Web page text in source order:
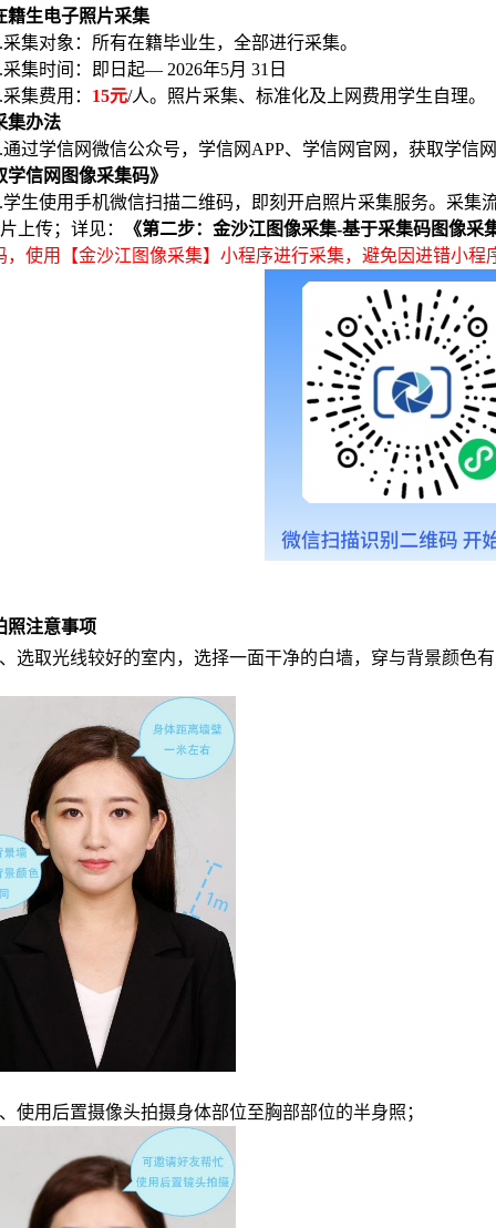
籍生电子照片采集
采集对象：所有在籍毕业生，全部进行采集。
采集时间：即日起— 2026年5月 31 日
采集费用： 15元/人。照片采集、标准化及上网费用学生自理。
集办法
通过学信网微信公众号， 学信网 APP、学信网 官网，获取学信网
学信网图像采集码》
学生使用手机微信扫描二维码，即刻开启照片采集服务。 采集
上传； 详见： 《第二步：金沙江图像采集-基于采集码图像采
，使用【金沙江图像采集】小程序进行采集，避免因进错小程
照注意事项
、选取光线较好的室内，选择一面干净的白墙， 穿与背景颜色
、使用后置摄像头拍摄身体部位至胸部部位的半身照；